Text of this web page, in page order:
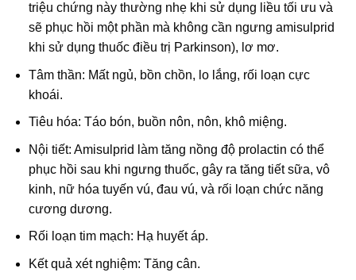
triệu chứng này thường nhẹ khi sử dụng liều tối ưu và
sẽ phục hồi một phần mà không cần ngưng amisulprid
khi sử dụng thuốc điều trị Parkinson), lơ mơ.
Tâm thần: Mất ngủ, bồn chồn, lo lắng, rối loạn cực
khoái.
Tiêu hóa: Táo bón, buồn nôn, nôn, khô miệng.
Nội tiết: Amisulprid làm tăng nồng độ prolactin có thể
phục hồi sau khi ngưng thuốc, gây ra tăng tiết sữa, vô
kinh, nữ hóa tuyến vú, đau vú, và rối loạn chức năng
cương dương.
Rối loạn tim mạch: Hạ huyết áp.
Kết quả xét nghiệm: Tăng cân.